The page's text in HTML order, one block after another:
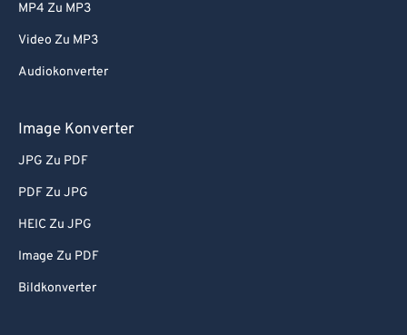
MP4 Zu MP3
Video Zu MP3
Audiokonverter
Image Konverter
JPG Zu PDF
PDF Zu JPG
HEIC Zu JPG
Image Zu PDF
Bildkonverter